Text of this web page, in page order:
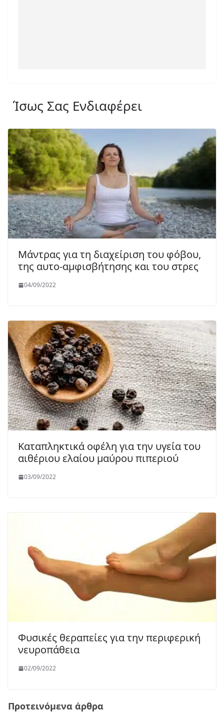
Ίσως Σας Ενδιαφέρει
Μάντρας για τη διαχείριση του φόβου,
της αυτο-αμφισβήτησης και του στρες
04/09/2022
Καταπληκτικά οφέλη για την υγεία του
αιθέριου ελαίου μαύρου πιπεριού
03/09/2022
Φυσικές θεραπείες για την περιφερική
νευροπάθεια
02/09/2022
Προτεινόμενα άρθρα